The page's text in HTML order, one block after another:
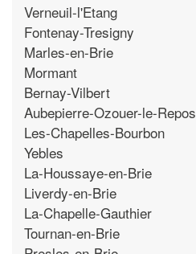
Verneuil-l'Etang
Fontenay-Tresigny
Marles-en-Brie
Mormant
Bernay-Vilbert
Aubepierre-Ozouer-le-Repos
Les-Chapelles-Bourbon
Yebles
La-Houssaye-en-Brie
Liverdy-en-Brie
La-Chapelle-Gauthier
Tournan-en-Brie